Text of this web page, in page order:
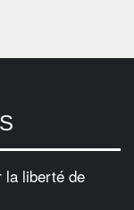
la liberté de